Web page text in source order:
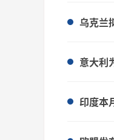
乌克兰
意大利
印度本